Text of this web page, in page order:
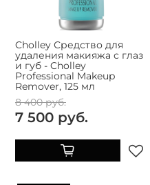
Cholley Средство для
удаления макияжа с глаз
и губ - Cholley
Professional Makeup
Remover, 125 мл
8 400 руб.
7 500 руб.